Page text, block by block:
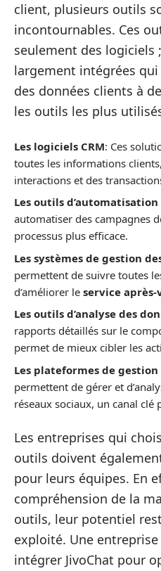
client, plusieurs outils
incontournables. Ces
seulement des logiciels
largement intégrées
des données clients à
les outils les plus
Les logiciels CRM: Ces
toutes les informations
interactions et des
Les outils
automatiser des campagnes
processus plus efficace.
Les systèmes de gestion
permettent de suivre toutes
d’améliorer le service
Les outils d’analyse des
rapports détaillés sur le
permet de mieux cibler les
Les plateformes de
permettent de gérer et
réseaux sociaux, un canal
Les entreprises qui
outils doivent
pour leurs équipes. En
compréhension de la
outils, leur potentiel
exploité. Une
intégrer JivoChat pour